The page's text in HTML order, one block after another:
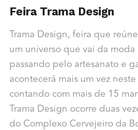
Feira Trama Design
Trama Design, feira que
um universo que vai da moda
passando pelo artesanato e
acontecerá mais um vez
contando com mais de 15
Trama Design ocorre duas
do Complexo Cervejeiro da